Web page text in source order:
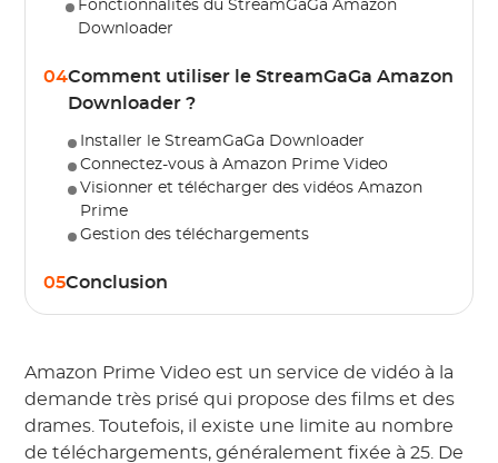
Fonctionnalités du StreamGaGa Amazon
Downloader
04Comment utiliser le StreamGaGa Amazon
Downloader ?
Installer le StreamGaGa Downloader
Connectez-vous à Amazon Prime Video
Visionner et télécharger des vidéos Amazon
Prime
Gestion des téléchargements
05Conclusion
Amazon Prime Video est un service de vidéo à la
demande très prisé qui propose des films et des
drames. Toutefois, il existe une limite au nombre
de téléchargements, généralement fixée à 25. De